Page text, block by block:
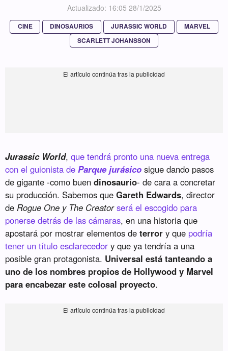
Actualizado: 16:05 28/1/2025
CINE DINOSAURIOS JURASSIC WORLD
MARVEL
SCARLETT JOHANSSON
Jurassic World,que tendrá pronto una nueva entrega
con el guionista deParque jurásico sigue dando pasos
de gigante -como buendinosaurio- de cara a concretar
su producción. Sabemos queGareth Edwards, director
deRogue One y The Creator será el escogido para
ponerse detrás de las cámaras, en una historia que
apostará por mostrar elementos deterror y que podría
tener un título esclarecedor y que ya tendría a una
posible gran protagonista. Universal está tanteando a
uno de los nombres propios de Hollywood y Marvel
para encabezar este colosal proyecto.